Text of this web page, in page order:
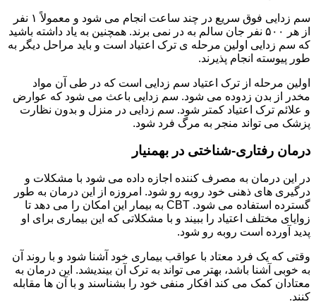
سم زدایی فوق سریع در چند ساعت انجام می شود و معمولاً ۱ نفر
از هر ۵۰۰ نفر جان سالم به در نمی برند. همچنین به یاد داشته باشید
که سم زدایی اولین مرحله ی ترک اعتیاد است و باید مراحل دیگر به
طور پیوسته انجام پذیرند.
اولین مرحله از ترک اعتیاد سم زدایی است که در طی آن مواد
مخدر از بدن زدوده می شود. سم زدایی باعث می شود که عوارض
و علائم ترک اعتیاد کمتر شود. سم زدایی در منزل و بدون نظارت
پزشک می تواند منجر به مرگ فرد شود.
درمان رفتاری-شناختی در بهمنیار
در این درمان به مصرف کننده اجازه داده می شود با مشکلات و
درگیری های ذهنی خود روبه رو شود. امروزه از این درمان به طور
گسترده استفاده می شود. CBT به بیمار این امکان را می دهد تا
زوایای مختلف اعتیاد را ببیند و با مشکلاتی که این بیماری برای او
پدید آورده است روبه رو شود.
وقتی که یک فرد معتاد با عواقب بیماری خود آشنا شود و با روند آن
به خوبی آشنا باشد، بهتر می تواند به ترک آن بیندیشد. این درمان به
معتادان کمک می کند افکار منفی خود را بشناسند و با آن ها مقابله
کنند.